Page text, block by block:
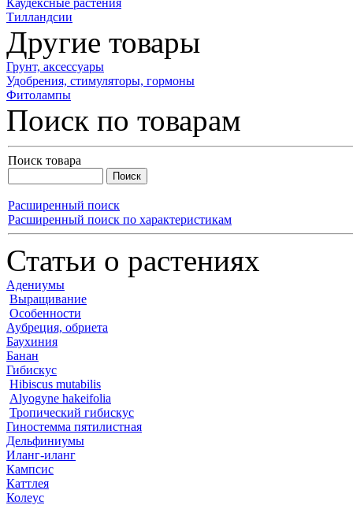
Каудексные растения
Тилландсии
Другие товары
Грунт, аксессуары
Удобрения, стимуляторы, гормоны
Фитолампы
Поиск по товарам
Поиск товара
Расширенный поиск
Расширенный поиск по характеристикам
Статьи о растениях
Адениумы
Выращивание
Особенности
Аубреция, обриета
Баухиния
Банан
Гибискус
Hibiscus mutabilis
Alyogyne hakeifolia
Тропический гибискус
Гиностемма пятилистная
Дельфиниумы
Иланг-иланг
Кампсис
Каттлея
Колеус